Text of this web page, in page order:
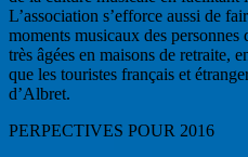
L’association s’efforce aussi de
moments musicaux des
très âgées en maisons de retraite,
que les touristes français et
d’Albret.
PERPECTIVES POUR 2016